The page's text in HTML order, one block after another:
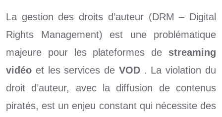
La gestion des droits d’auteur (DRM – Digital
Rights Management) est une problématique
majeure pour les plateformes de streaming
vidéo et les services de VOD . La violation du
droit d’auteur, avec la diffusion de contenus
piratés, est un enjeu constant qui nécessite des